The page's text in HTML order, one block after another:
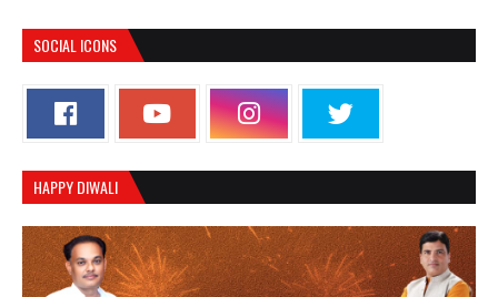
SOCIAL ICONS
HAPPY DIWALI